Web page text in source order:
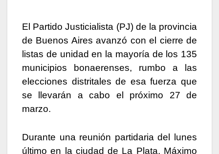
El Partido Justicialista (PJ) de la provincia
de Buenos Aires avanzó con el cierre de
listas de unidad en la mayoría de los 135
municipios bonaerenses, rumbo a las
elecciones distritales de esa fuerza que
se llevarán a cabo el próximo 27 de
marzo.
Durante una reunión partidaria del lunes
último en la ciudad de La Plata, Máximo